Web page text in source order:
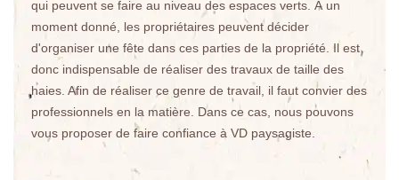
qui peuvent se faire au niveau des espaces verts. À un
moment donné, les propriétaires peuvent décider
d'organiser une fête dans ces parties de la propriété. Il est
donc indispensable de réaliser des travaux de taille des
haies. Afin de réaliser ce genre de travail, il faut convier des
professionnels en la matière. Dans ce cas, nous pouvons
vous proposer de faire confiance à VD paysagiste.